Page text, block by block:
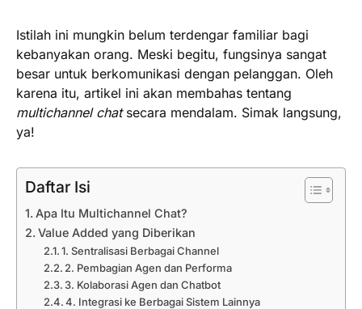
Istilah ini mungkin belum terdengar familiar bagi
kebanyakan orang. Meski begitu, fungsinya sangat
besar untuk berkomunikasi dengan pelanggan. Oleh
karena itu, artikel ini akan membahas tentang
multichannel chat secara mendalam. Simak langsung,
ya!
Daftar Isi
Apa Itu Multichannel Chat?
Value Added yang Diberikan
1. Sentralisasi Berbagai Channel
2. Pembagian Agen dan Performa
3. Kolaborasi Agen dan Chatbot
4. Integrasi ke Berbagai Sistem Lainnya